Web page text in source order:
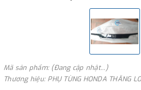
Mã sản phẩm: (Đang cập nhật...)
Thương hiệu: PHỤ TÙNG HONDA THĂNG